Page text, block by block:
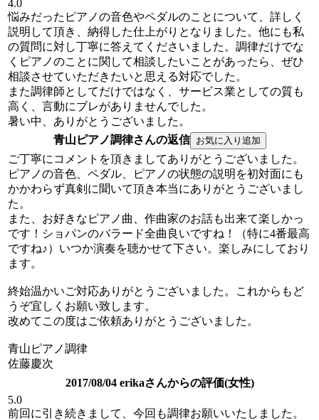
4.0
悩みだったピアノの音色やペダルのことについて、詳しく
説明して頂き、納得した仕上がりとなりました。他にも私
の質問に対し丁寧に答えてくださいました。調律だけでな
くピアノのことに関して相談したいことがあったら、ぜひ
相談させていただきたいと思える対応でした。
また調律師としてだけではなく、サービス業としての質も
高く、言動にブレがありませんでした。
暑い中、ありがとうございました。
青山ピアノ調律さんの返信
ご丁寧にコメントを頂きましてありがとうございました。
ピアノの音色、ペダル、ピアノの状態の説明を初対面にも
かかわらず真剣に聞いて頂き本当にありがとうございまし
た。
また、お好きなピアノ曲、作曲家のお話も出来て楽しかっ
です！ショパンのバラード全曲良いですね！（特に4番最高
ですね♪）いつか演奏を聴かせて下さい。楽しみにしており
ます。
終始温かいご対応ありがとうございました。これからもど
うぞ宜しくお願い致します。
改めてこの度はご依頼ありがとうございました。
青山ピアノ調律
佐藤慶次
2017/08/04 erikaさんからの評価(女性)
5.0
前回に引き続きまして、今回も調律お願いいたしました。